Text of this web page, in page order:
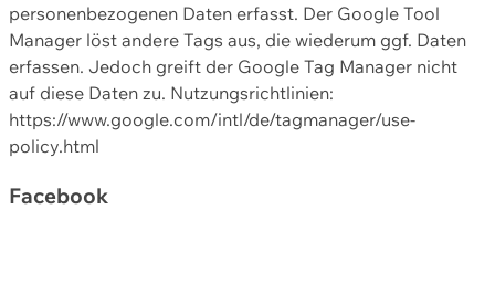
personenbezogenen Daten erfasst. Der Google Tool
Manager löst andere Tags aus, die wiederum ggf. Daten
erfassen. Jedoch greift der Google Tag Manager nicht
auf diese Daten zu. Nutzungsrichtlinien:
https://www.google.com/intl/de/tagmanager/use-
policy.html
Facebook